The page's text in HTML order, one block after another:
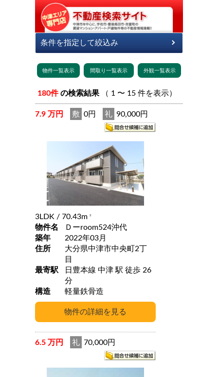
180件 の検索結果 （ 1 〜 15 件を表示）
7.9 万円 敷 0円 礼 90,000円
3LDK / 70.43m 2
物件名
Ｄーroom524沖代
築年
2022年03月
住所
大分県中津市中央町2丁
目
最寄駅
日豊本線 中津 駅 徒歩 26
分
構造
軽量鉄骨造
6.5 万円 礼 70,000円